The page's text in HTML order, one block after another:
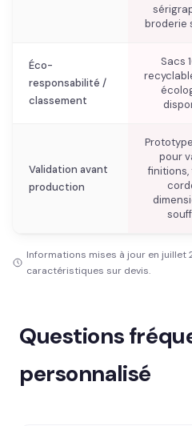
broderie
Éco-
responsabilité /
classement
Sacs
Validation avant
production
pour
finitions,
Informations mises à jour en juillet
caractéristiques sur devis.
Questions
personnalisé